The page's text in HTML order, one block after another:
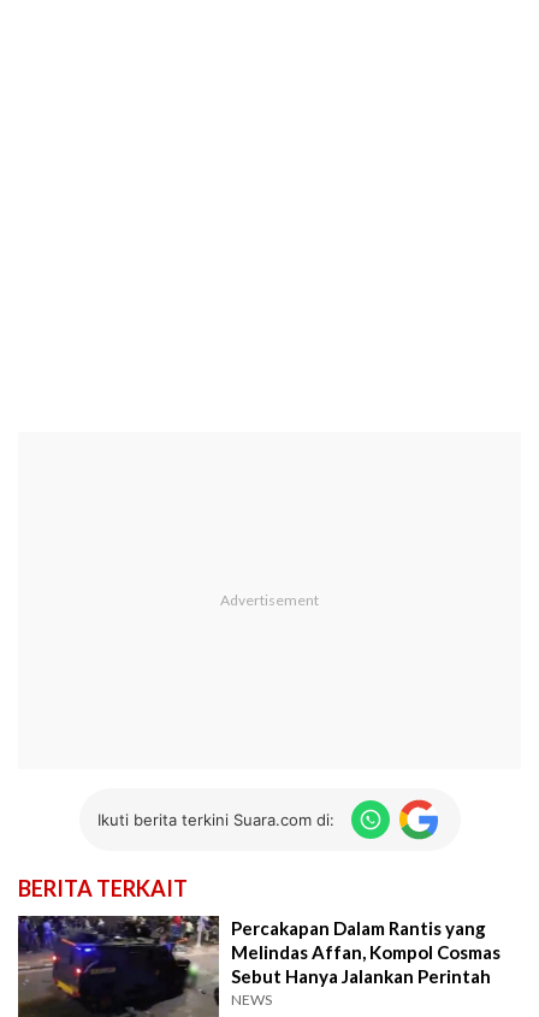
Ikuti berita terkini Suara.com di:
BERITA TERKAIT
Percakapan Dalam Rantis yang
Melindas Affan, Kompol Cosmas
Sebut Hanya Jalankan Perintah
NEWS